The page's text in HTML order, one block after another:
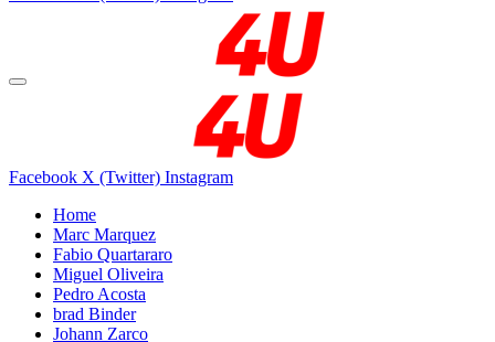
Facebook X (Twitter) Instagram
Home
Marc Marquez
Fabio Quartararo
Miguel Oliveira
Pedro Acosta
brad Binder
Johann Zarco